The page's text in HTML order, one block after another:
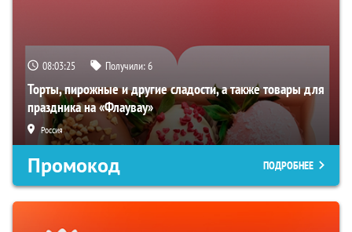
08:03:24 Получили:6
Торты, пирожные и другие сладости, а также товары для
праздника на «Флаувау»
Россия
Промокод ПОДРОБНЕЕ